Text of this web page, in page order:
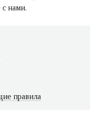
нами.
правила